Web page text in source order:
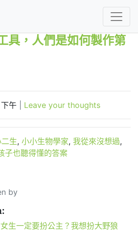
具，人們是如何製作第
午 Leave your thoughts
生, 小小生物學家, 我從來沒想過,
子也聽得懂的答案
by
生一定要扮公主？我想扮大野狼